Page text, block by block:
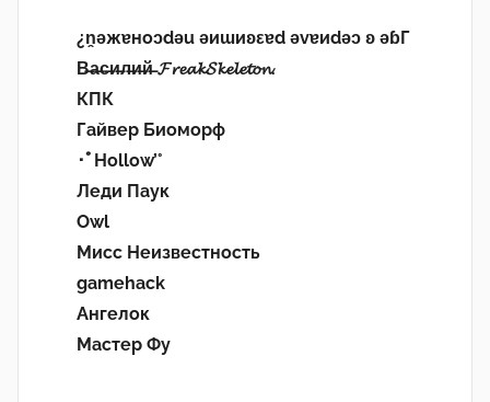
¿n̯ǝжɐноɔdǝu ǝиɯиʚεɐd ǝvɐиdǝɔ ʚ ǝɓГ
В̶а̶с̶и̶л̶и̶й̶ 𝓕𝓻𝓮𝓪𝓴𝓢𝓴𝓮𝓵𝓮𝓽𝓸𝓷.
КПК
Гайвер Биоморф
･ﾟHollow’°
Леди Паук
Owl
Мисс Неизвестность
gamehack
Ангелок
Мастер Фу